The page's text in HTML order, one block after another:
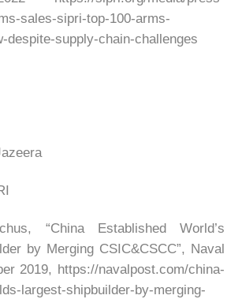
sales-sipri-top-100-arms-
despite-supply-chain-challenges
“China Established World’s
by Merging CSIC&CSCC”, Naval
2019, https://navalpost.com/china-
largest-shipbuilder-by-merging-